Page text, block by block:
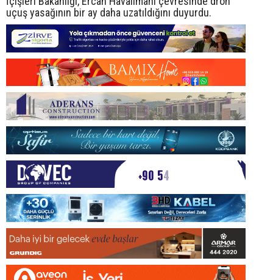
uçuş yasağının bir ay daha uzatıldığını duyurdu.